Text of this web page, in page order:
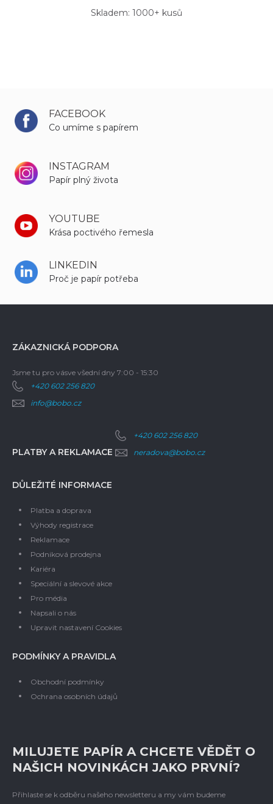
Skladem: 1000+ kusů
FACEBOOK
Co umíme s papírem
INSTAGRAM
Papír plný života
YOUTUBE
Krása poctivého řemesla
LINKEDIN
Proč je papír potřeba
ZÁKAZNICKÁ PODPORA
Jsme tu pro vásve všední dny 7:00 - 15:30
+420 602 256 820
info@bobo.cz
PLATBY A REKLAMACE
+420 602 256 820
neradova@bobo.cz
DŮLEŽITÉ INFORMACE
Platba a doprava
Výhody registrace
Reklamace
Podniková prodejna
Kariéra
Speciální a slevové akce
Pro média
Napsali o nás
Upravit nastavení Cookies
PODMÍNKY A PRAVIDLA
Obchodní podmínky
Ochrana osobních údajů
MILUJETE PAPÍR A CHCETE VĚDĚT O
NAŠICH NOVINKÁCH JAKO PRVNÍ?
Přihlaste se k odběru našeho newsletteru a my vám budeme